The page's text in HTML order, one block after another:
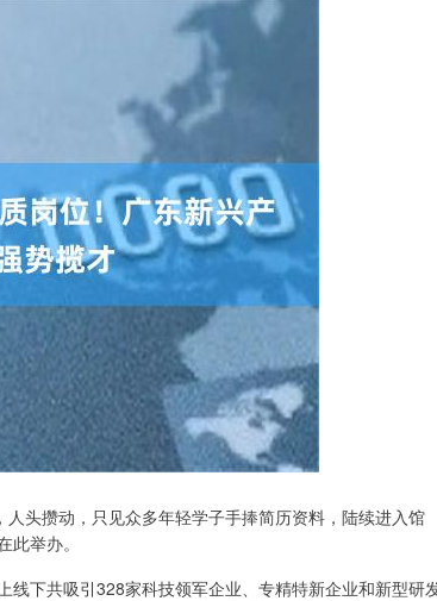
头攒动，只见众多年轻学子手捧简历资料，陆续进入馆
举办。
下共吸引328家科技领军企业、专精特新企业和新型研